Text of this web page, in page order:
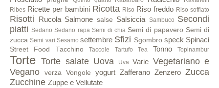
Ribes Ricette per bambini Ricotta Riso Riso freddo Riso soffiato
Risotti Rucola Salmone salse Salsiccia Sambuco Secondi
piatti Sedano Sedano rapa Semi di chia Semi di papavero Semi di
zucca Semi vari Sesamo settembre Sfizi Sgombro speck Spinaci
Street Food Tacchino Taccole Tartufo Tea Tonno Topinambur
Torte Torte salate Uova Uva Varie Vegetariano e
Vegano
verza Vongole yogurt Zafferano Zenzero Zucca
Zucchine Zuppe e Vellutate